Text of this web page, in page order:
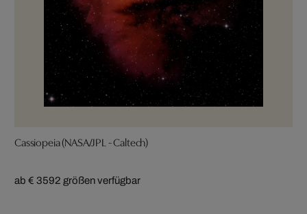
Cassiopeia (NASA/JPL - Caltech)
ab € 3592 größen verfügbar